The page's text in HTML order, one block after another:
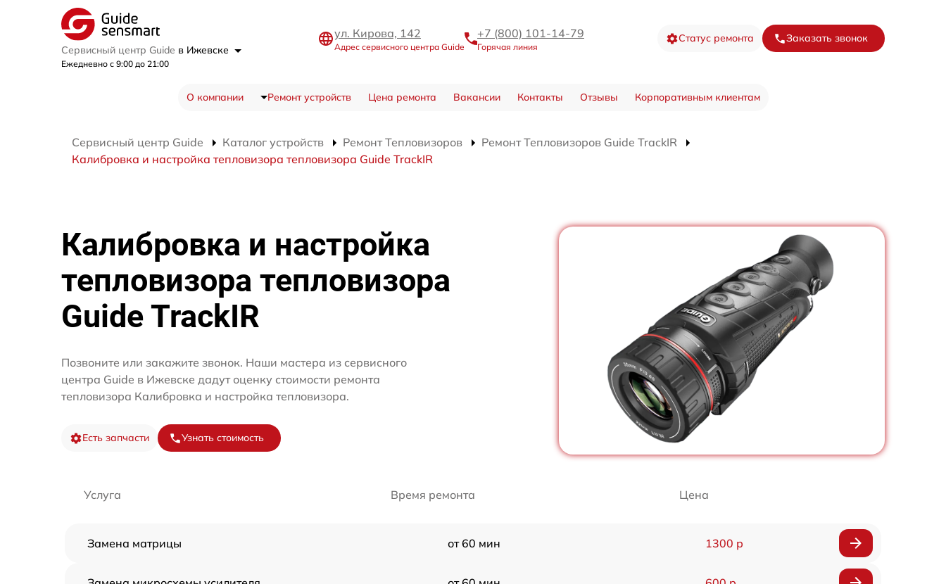
Сервисный центр Guide в Ижевске
Ежедневно с 9:00 до 21:00
ул. Кирова, 142
Адрес сервисного центра Guide
+7 (800) 101-14-79
Горячая линия
Статус ремонта Заказать звонок
О компании Ремонт устройств Цена ремонта Вакансии Контакты Отзывы Корпоративным клиентам
Сервисный центр Guide Каталог устройств Ремонт Тепловизоров
Ремонт Тепловизоров Guide TrackIR
Калибровка и настройка тепловизора тепловизора Guide TrackIR
Калибровка и настройка
тепловизора тепловизора
Guide TrackIR
Позвоните или закажите звонок. Наши мастера из сервисного
центра Guide в Ижевске дадут оценку стоимости ремонта
тепловизора Калибровка и настройка тепловизора.
Есть запчасти Узнать стоимость
Услуга Время ремонта Цена
Замена матрицы от 60 мин 1300 р